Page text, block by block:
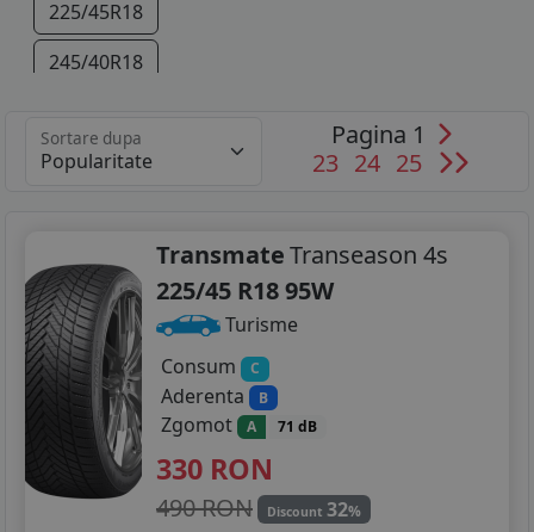
225/45R18
245/40R18
265/30R20
Sortare dupa
Pagina 1
23 24 25
TransmateTranseason 4s
225/45 R18 95W
Turisme
Consum
C
Aderenta B
Zgomot A 71 dB
330 RON
490 RON Discount 32%